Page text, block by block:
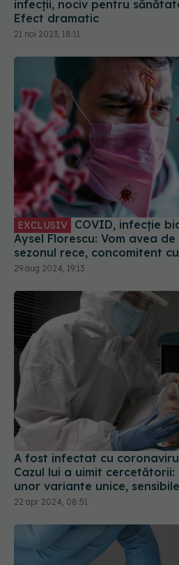
21 noi 2023, 18:11
EXCLUSIV COVID, infecție bianuală. Dr. Simin
Aysel Florescu: Vom avea
sezonul rece, concomitent
29 aug 2024, 19:13
A fost infectat cu
Cazul lui a uimit
unor variante unice, sensibile
22 apr 2024, 08:51